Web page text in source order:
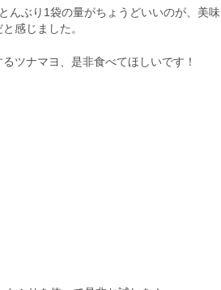
んぶり1袋の量がちょうどいいのが、美味
感じました。
ツナマヨ、是非食べてほしいです！